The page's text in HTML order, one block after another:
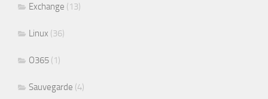
Exchange (13)
Linux (36)
O365 (1)
Sauvegarde (4)